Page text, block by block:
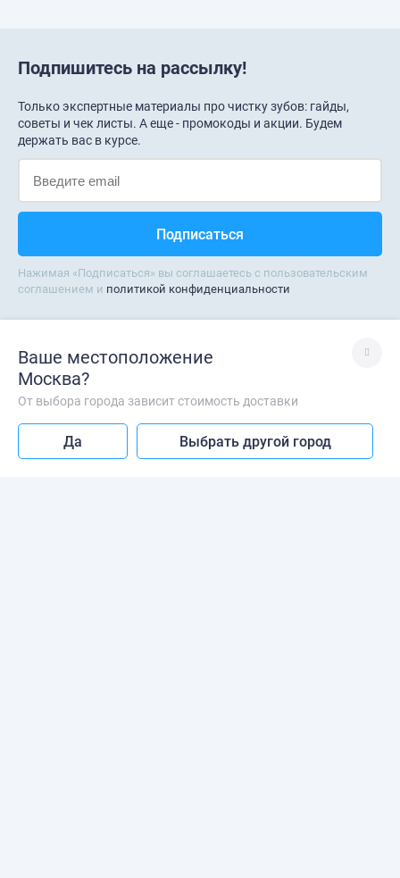
Главная Каталог Корзина Меню Профиль
Подпишитесь на рассылку!
Только экспертные материалы про чистку зубов: гайды,
советы и чек листы. А еще - промокоды и акции. Будем
держать вас в курсе.
Нажимая «Подписаться» вы соглашаетесь с пользовательским
соглашением и политикой конфиденциальности
Обратная связь
ежедневно c 9:00 до 21:00
Лучше без VPN
Так сайт работает быстрее
Ваше местоположение
Москва?
От выбора города зависит стоимость доставки
Да Выбрать другой город